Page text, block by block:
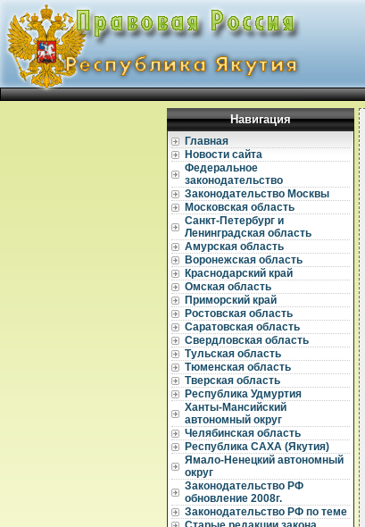
Навигация
Главная
Новости сайта
Федеральное
законодательство
Законодательство Москвы
Московская область
Санкт-Петербург и
Ленинградская область
Амурская область
Воронежская область
Краснодарский край
Омская область
Приморский край
Ростовская область
Саратовская область
Свердловская область
Тульская область
Тюменская область
Тверская область
Республика Удмуртия
Ханты-Мансийский
автономный округ
Челябинская область
Республика САХА (Якутия)
Ямало-Ненецкий автономный
округ
Законодательство РФ
обновление 2008г.
Законодательство РФ по теме